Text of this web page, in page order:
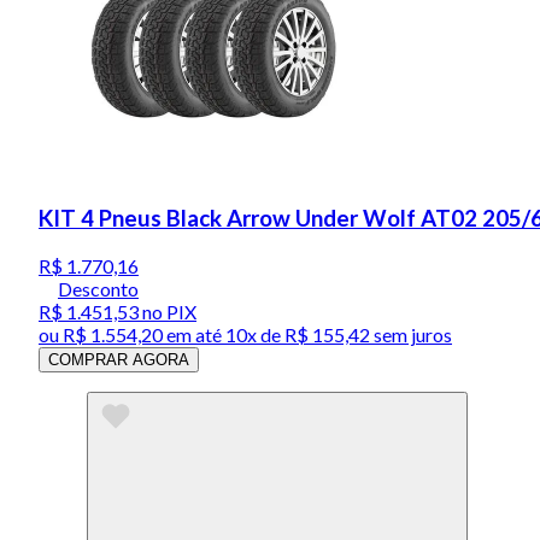
KIT 4 Pneus Black Arrow Under Wolf AT02 205/
R$ 1.770,16
Desconto
R$ 1.451,53no PIX
ou R$ 1.554,20em até 10x de R$ 155,42 sem juros
COMPRAR AGORA